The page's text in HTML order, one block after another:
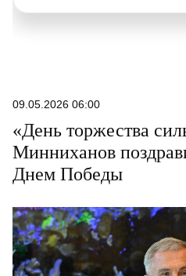
оказывает передовой, он
корреспонденту «РТ» в
проекта «Герои народов
09.05.2026 06:00
«День торжества
Минниханов
Днем Победы